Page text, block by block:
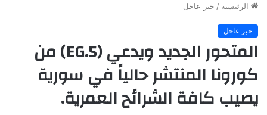
الرئيسية / خبر عاجل
خبر عاجل
المتحور الجديد ويدعي (EG.5) من
كورونا المنتشر حالياً في سورية
يصيب كافة الشرائح العمرية.